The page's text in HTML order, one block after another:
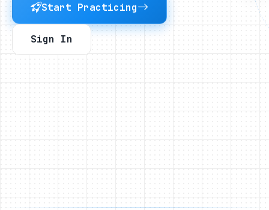
Start Practicing
Sign In